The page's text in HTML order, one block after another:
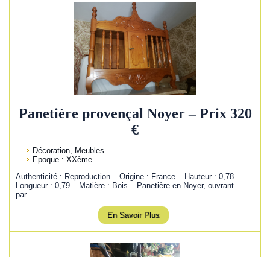
Panetière provençal Noyer – Prix 320
€
Décoration, Meubles
Epoque : XXème
Authenticité : Reproduction – Origine : France – Hauteur : 0,78
Longueur : 0,79 – Matière : Bois – Panetière en Noyer, ouvrant
par…
En Savoir Plus